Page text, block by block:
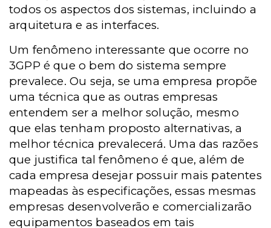
todos os aspectos dos sistemas, incluindo a
arquitetura e as interfaces.
Um fenômeno interessante que ocorre no
3GPP é que o bem do sistema sempre
prevalece. Ou seja, se uma empresa propõe
uma técnica que as outras empresas
entendem ser a melhor solução, mesmo
que elas tenham proposto alternativas, a
melhor técnica prevalecerá. Uma das razões
que justifica tal fenômeno é que, além de
cada empresa desejar possuir mais patentes
mapeadas às especificações, essas mesmas
empresas desenvolverão e comercializarão
equipamentos baseados em tais